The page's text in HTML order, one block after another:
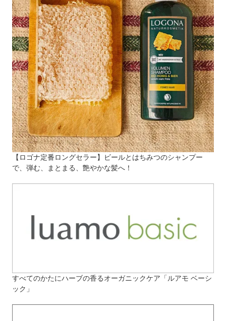
【ロゴナ定番ロングセラー】ビールとはちみつのシャンプー
で、弾む、まとまる、艶やかな髪へ！
すべてのかたにハーブの香るオーガニックケア「ルアモ ベーシ
ック」